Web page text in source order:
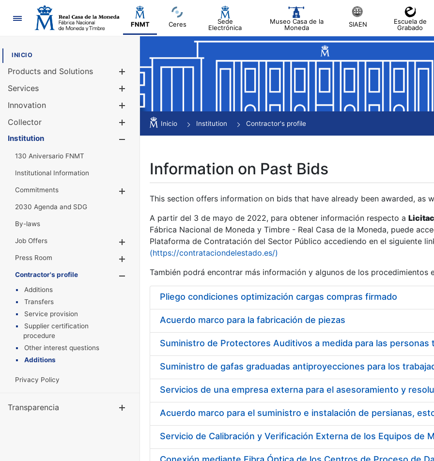
Navigation
FNMT Ceres
Sede
Electrónica
Museo Casa de la
Moneda
SIAEN
Escuela de
Grabado
INICIO
Products and Solutions
Services
Innovation
Collector
Show/Hide
Institution
130 Aniversario FNMT
Institutional Information
Commitments
2030 Agenda and SDG
By-laws
Job Offers
Show/Hide
Press Room
Show/Hide
Contractor's profile
Show/Hide
Additions
Transfers
Service provision
Supplier certification
procedure
Other interest questions
Additions
Privacy Policy
Transparencia Show/Hide
Inicio Institution Contractor's profile
Information on Past Bids
This section offers information on bids that have already been awarded, as
A partir del 3 de mayo de 2022, para obtener información respecto a
Fábrica Nacional de Moneda y Timbre - Real Casa de la Moneda, puede
Plataforma de Contratación del Sector Público accediendo en el siguiente
(https://contrataciondelestado.es/)
También podrá encontrar más información y algunos de los procedimientos
Pliego condiciones optimización cargas compras firmado
Acuerdo marco para la fabricación de piezas
Acuerdo marco para el suministro e instalación de persianas,